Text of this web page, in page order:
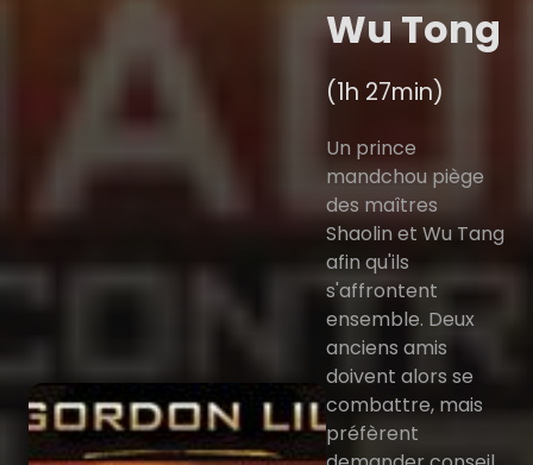
Wu Tong
(1h 27min)
Un prince
mandchou piège
des maîtres
Shaolin et Wu Tang
afin qu'ils
s'affrontent
ensemble. Deux
anciens amis
doivent alors se
combattre, mais
préfèrent